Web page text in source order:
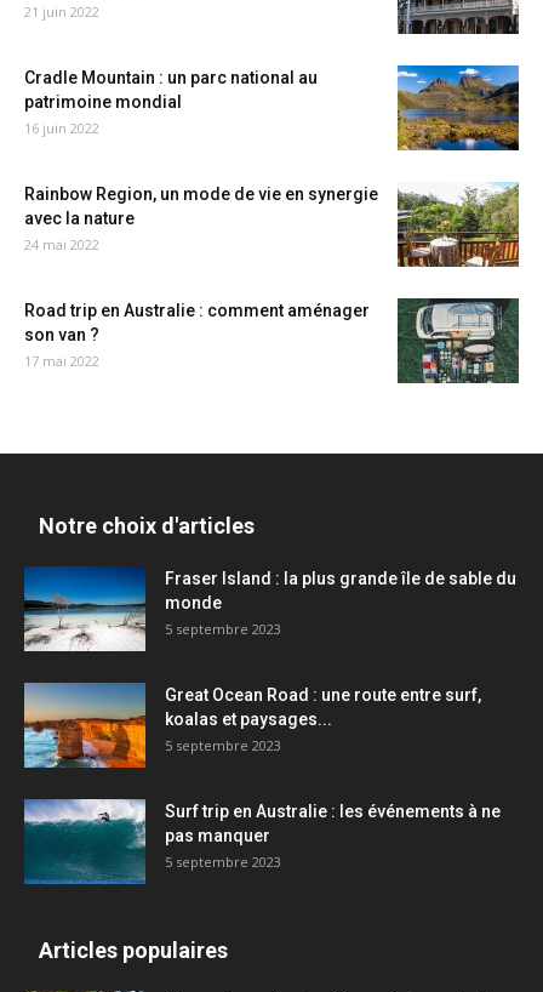
21 juin 2022
Cradle Mountain : un parc national au
patrimoine mondial
16 juin 2022
Rainbow Region, un mode de vie en synergie
avec la nature
24 mai 2022
Road trip en Australie : comment aménager
son van ?
17 mai 2022
Notre choix d'articles
Fraser Island : la plus grande île de sable du
monde
5 septembre 2023
Great Ocean Road : une route entre surf,
koalas et paysages...
5 septembre 2023
Surf trip en Australie : les événements à ne
pas manquer
5 septembre 2023
Articles populaires